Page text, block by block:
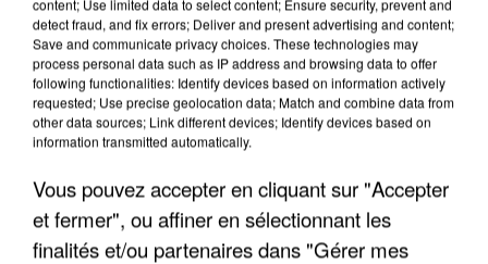
INCENDIES : L’ÎLE-DE-FRANCE LANCE UN ÉLAN
DE SOLIDARITÉ AVEC LES...
content; Use limited data to select content; Ensure security, prevent and
detect fraud, and fix errors; Deliver and present advertising and content;
Save and communicate privacy choices. These technologies may
process personal data such as IP address and browsing data to offer
following functionalities: Identify devices based on information actively
requested; Use precise geolocation data; Match and combine data from
other data sources; Link different devices; Identify devices based on
information transmitted automatically.
Vous pouvez accepter en cliquant sur "Accepter
et fermer", ou affiner en sélectionnant les
finalités et/ou partenaires dans "Gérer mes